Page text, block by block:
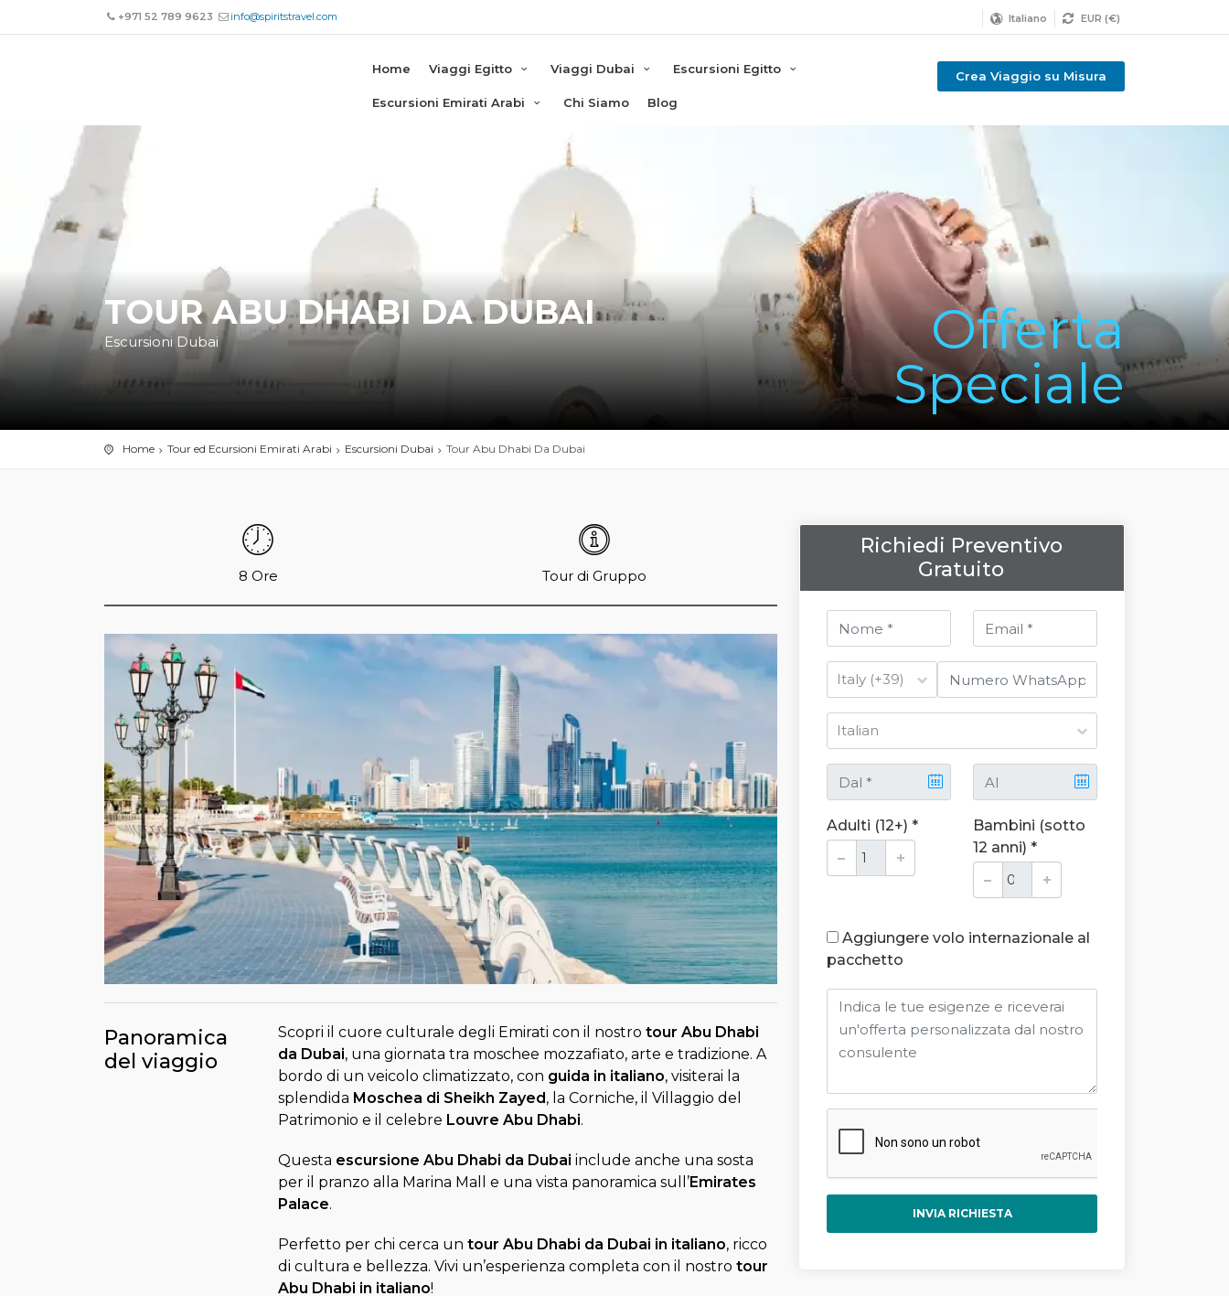
+971 52 789 9623 info@spiritstravel.com Italiano EUR (€)
Home Viaggi Egitto Viaggi Dubai Escursioni Egitto
Escursioni Emirati Arabi Chi Siamo Blog
Crea Viaggio su Misura
TOUR ABU DHABI DA DUBAI
Escursioni Dubai
Offerta
Speciale
Home Tour ed Ecursioni Emirati Arabi Escursioni Dubai Tour Abu Dhabi Da Dubai
8 Ore Tour di Gruppo
Panoramica
del viaggio
Scopri il cuore culturale degli Emirati con il nostro tour Abu Dhabi
da Dubai, una giornata tra moschee mozzafiato, arte e tradizione. A
bordo di un veicolo climatizzato, con guida in italiano, visiterai la
splendida Moschea di Sheikh Zayed , la Corniche, il Villaggio del
Patrimonio e il celebre Louvre Abu Dhabi.
Questa escursione Abu Dhabi da Dubai include anche una sosta
per il pranzo alla Marina Mall e una vista panoramica sull’Emirates
Palace.
Perfetto per chi cerca un tour Abu Dhabi da Dubai in italiano, ricco
di cultura e bellezza. Vivi un’esperienza completa con il nostro tour
Abu Dhabi in italiano!
Richiedi Preventivo
Gratuito
Adulti (12+) *
Bambini (sotto
12 anni) *
Aggiungere volo internazionale al
pacchetto
INVIA RICHIESTA